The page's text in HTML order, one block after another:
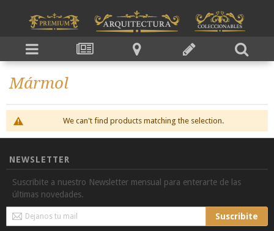
Mármol
We can't find products matching the selection.
NEWSLETTER
Suscribite a nuestro Newsletter mensual para enterarte de las
últimas novedades.
Sign
Up
Suscribite